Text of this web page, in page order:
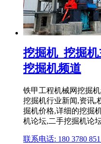
挖掘机_挖掘
挖掘机频道
铁甲工程机械网挖掘
挖掘机行业新闻,资讯,
掘机价格,详细的挖掘
机论坛,二手挖掘机论
联系电话: 180 3780